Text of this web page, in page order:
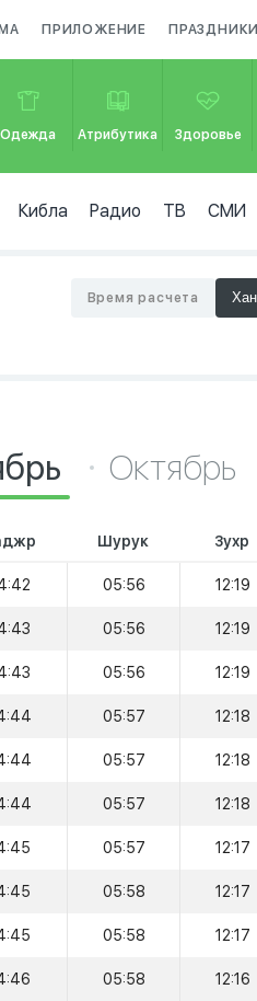
ПРИЛОЖЕНИЕ ПРАЗДНИКИ
Одежда Атрибутика Здоровье
Кибла Радио ТВ СМИ
Время расчета
Октябрь
Шурук Зухр
05:56 12:19
05:56 12:19
05:56 12:19
05:57 12:18
05:57 12:18
05:57 12:18
05:57 12:17
05:58 12:17
05:58 12:17
05:58 12:16